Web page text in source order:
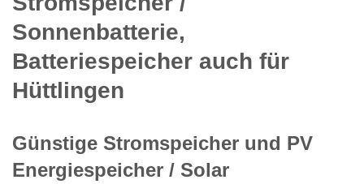
Sonnenbatterie,
Batteriespeicher auch für
Hüttlingen
Günstige Stromspeicher und PV
Energiespeicher / Solar